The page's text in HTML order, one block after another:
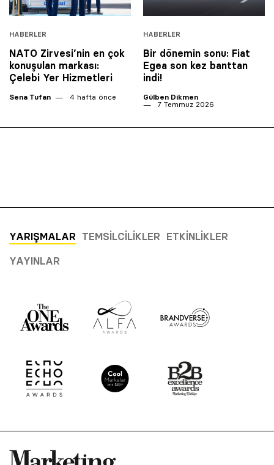
HABERLER
NATO Zirvesi’nin en çok
konuşulan markası:
Çelebi Yer Hizmetleri
Sena Tufan 4 hafta önce
HABERLER
Bir dönemin sonu: Fiat
Egea son kez banttan
indi!
Gülben Dikmen
7 Temmuz 2026
YARIŞMALAR TEMSILCILIKLER ETKINLIKLER
YAYINLAR